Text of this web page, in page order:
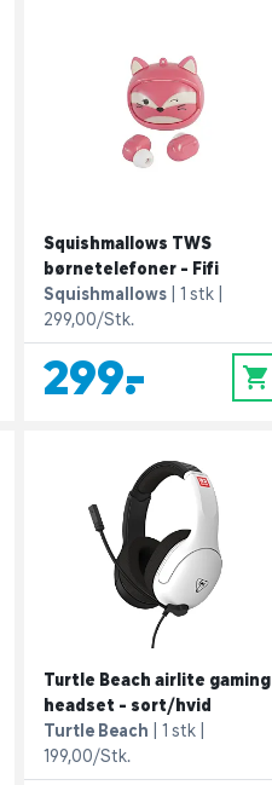
Squishmallows TWS
børnetelefoner - Fifi
Squishmallows
1 stk
299,00/Stk.
299,- 0
Turtle Beach airlite gaming
headset - sort/hvid
Turtle Beach
1 stk
199,00/Stk.